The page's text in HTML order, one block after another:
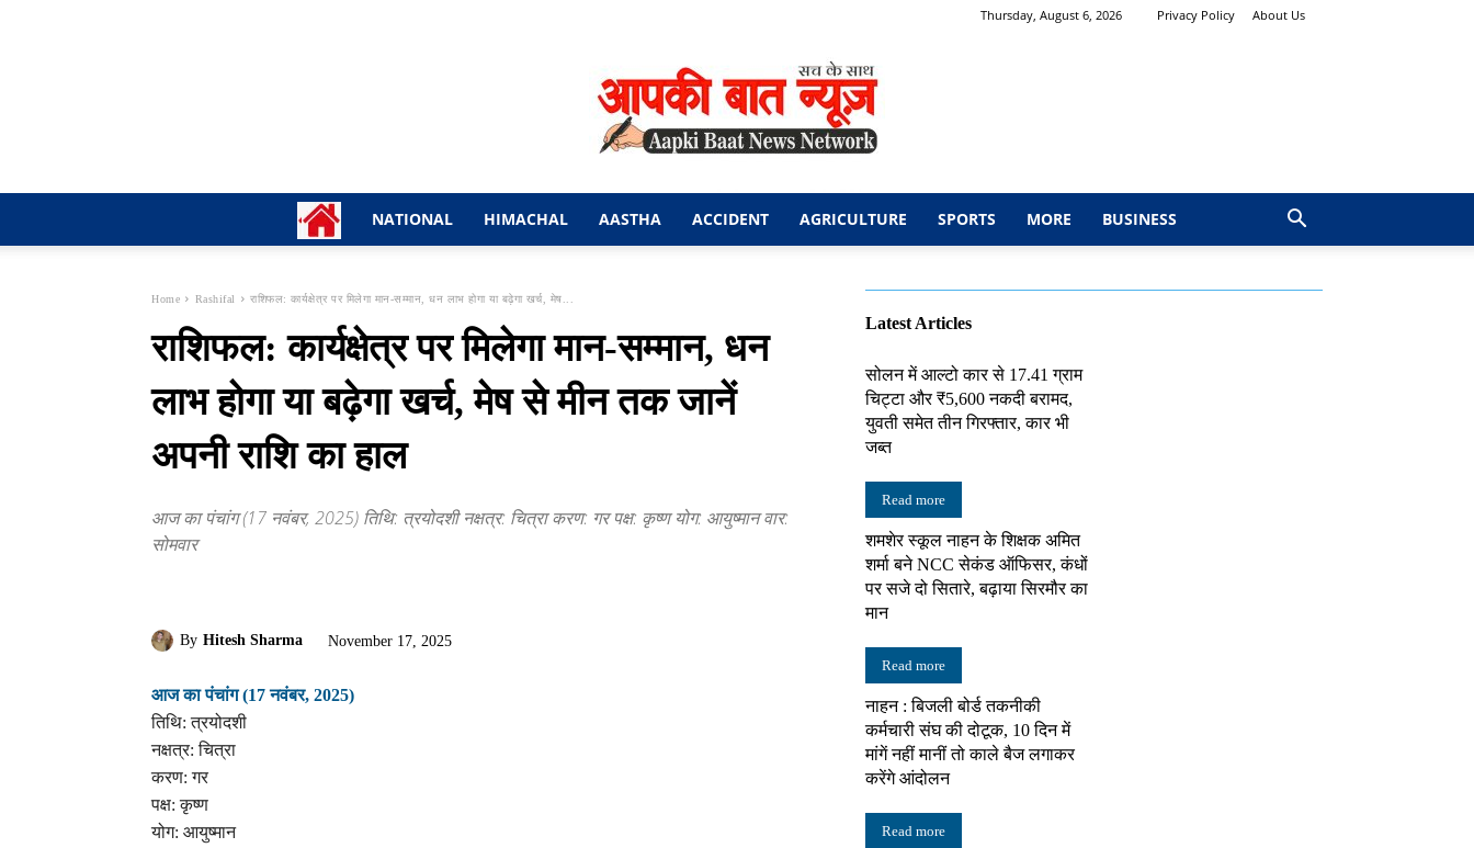
Thursday, August 6, 2026 Privacy Policy About Us
NATIONAL HIMACHAL AASTHA ACCIDENT AGRICULTURE SPORTS MORE BUSINESS
Home Rashifal राशिफल: कार्यक्षेत्र पर मिलेगा मान-सम्मान, धन लाभ होगा या बढ़ेगा खर्च, मेष...
राशिफल: कार्यक्षेत्र पर मिलेगा मान-सम्मान, धन
लाभ होगा या बढ़ेगा खर्च, मेष से मीन तक जानें
अपनी राशि का हाल
आज का पंचांग (17 नवंबर, 2025) तिथि: त्रयोदशी नक्षत्र: चित्रा करण: गर पक्ष: कृष्ण योग: आयुष्मान वार:
सोमवार
By Hitesh Sharma November 17, 2025
आज का पंचांग (17 नवंबर, 2025)
तिथि: त्रयोदशी
नक्षत्र: चित्रा
करण: गर
पक्ष: कृष्ण
योग: आयुष्मान
Latest Articles
सोलन में आल्टो कार से 17.41 ग्राम
चिट्टा और ₹5,600 नकदी बरामद,
युवती समेत तीन गिरफ्तार, कार भी
जब्त
Read more
शमशेर स्कूल नाहन के शिक्षक अमित
शर्मा बने NCC सेकंड ऑफिसर, कंधों
पर सजे दो सितारे, बढ़ाया सिरमौर का
मान
Read more
नाहन : बिजली बोर्ड तकनीकी
कर्मचारी संघ की दोटूक, 10 दिन में
मांगें नहीं मानीं तो काले बैज लगाकर
करेंगे आंदोलन
Read more